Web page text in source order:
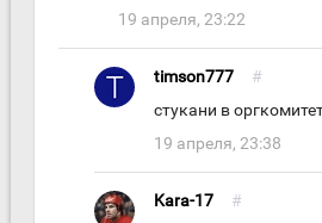
19 апреля, 23:22
timson777 #
стукани в
19 апреля, 23:38
Kara-17 #